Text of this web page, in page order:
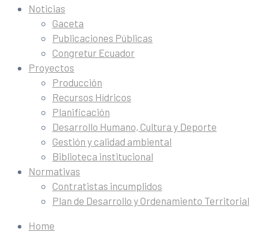
Noticias
Gaceta
Publicaciones Públicas
Congretur Ecuador
Proyectos
Producción
Recursos Hídricos
Planificación
Desarrollo Humano, Cultura y Deporte
Gestión y calidad ambiental
Biblioteca institucional
Normativas
Contratistas incumplidos
Plan de Desarrollo y Ordenamiento Territorial
Home